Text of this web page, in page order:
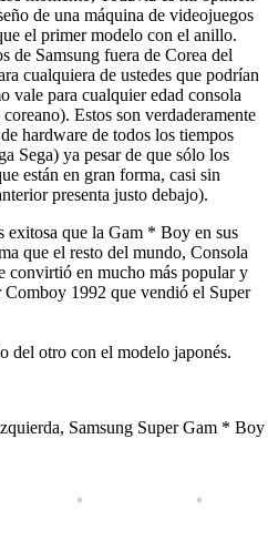
de una máquina de videojuegos
el primer modelo con el anillo.
de Samsung fuera de Corea del
cualquiera de ustedes que podrían
vale para cualquier edad consola
Estos son verdaderamente
hardware de todos los tiempos
Sega) ya pesar de que sólo los
están en gran forma, casi sin
presenta justo debajo).
que la Gam * Boy en sus
que el resto del mundo, Consola
convirtió en mucho más popular y
1992 que vendió el Super
del otro con el modelo japonés.
Samsung Super Gam *